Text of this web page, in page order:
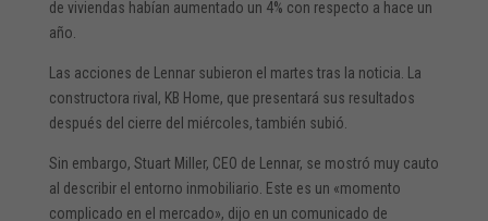
de viviendas habían aumentado un 4% con respecto a hace un
año.
Las acciones de Lennar subieron el martes tras la noticia. La
constructora rival, KB Home, que presentará sus resultados
después del cierre del miércoles, también subió.
Sin embargo, Stuart Miller, CEO de Lennar, se mostró muy cauto
al describir el entorno inmobiliario. Este es un «momento
complicado en el mercado», dijo en un comunicado de